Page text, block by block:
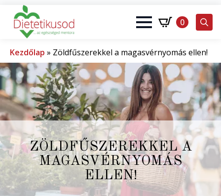
0
Kezdőlap » Zöldfűszerekkel a magasvérnyomás ellen!
ZÖLDFŰSZEREKKEL A
MAGASVÉRNYOMÁS
ELLEN!